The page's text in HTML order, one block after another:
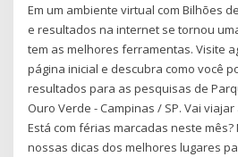
Em um ambiente virtual com Bilhões
e resultados na internet se tornou
tem as melhores ferramentas. Visite
página inicial e descubra como você
resultados para as pesquisas de
Ouro Verde - Campinas / SP. Vai
Está com férias marcadas neste
nossas dicas dos melhores lugares